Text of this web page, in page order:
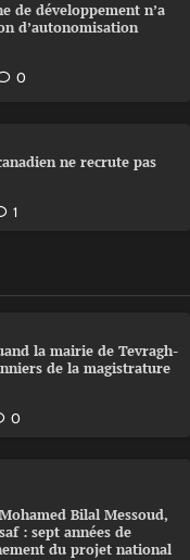
de développement n’a
d’autonomisation
0
ne recrute pas
1
la mairie de Tevragh-
de la magistrature
0
Bilal Messoud,
: sept années de
du projet national